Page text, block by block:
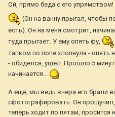
Ой, прямо беда с его упрямством!
(Он на ванну прыгал, чтобы
есть). Он на меня смотрит,
туда прыгает. У ему опять фу,
тапком по попе хлопнула - опять
- обиделся, ушёл. Прошло 5
начинается...
А ещё, мы ведь вчера его брали
сфотографировать. Он
теперь ходит по пятам, просится